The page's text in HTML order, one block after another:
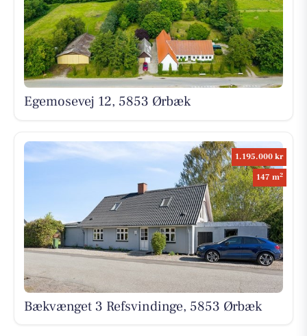
Egemosevej 12, 5853 Ørbæk
1.195.000 kr
147 m2
Bækvænget 3 Refsvindinge, 5853 Ørbæk